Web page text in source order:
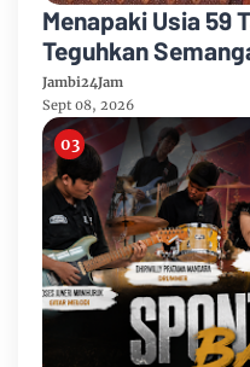
Menapaki Usia 59
Teguhkan
Growing”
Jambi24Jam
Sept 08, 2026